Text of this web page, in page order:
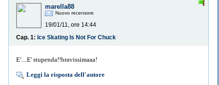
marella88
Nuovo recensore
19/01/11, ore 14:44
Cap. 1: Ice Skating Is Not For Chuck
E'....E' stupenda!!bravissimaaa!
Leggi la risposta dell'autore